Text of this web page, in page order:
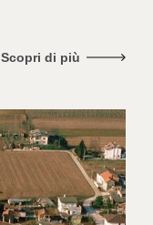
Scopri di più